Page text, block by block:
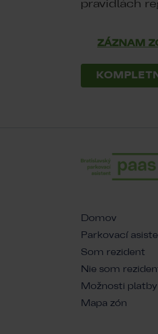
pravidlách
ZÁZNAM
Domov
Parkovací
Som rezident
Nie som
Možnosti platby
Mapa zón